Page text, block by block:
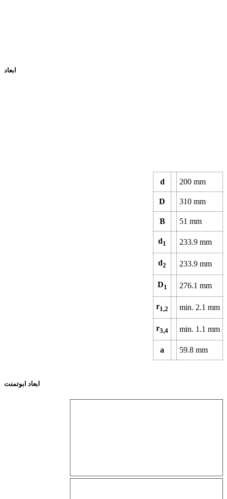
ابعاد
d 200 mm
D 310 mm
B 51 mm
d1 233.9 mm
d2 233.9 mm
D1 276.1 mm
r1,2 min. 2.1 mm
r3,4 min. 1.1 mm
a 59.8 mm
ابعاد ابوتمنت